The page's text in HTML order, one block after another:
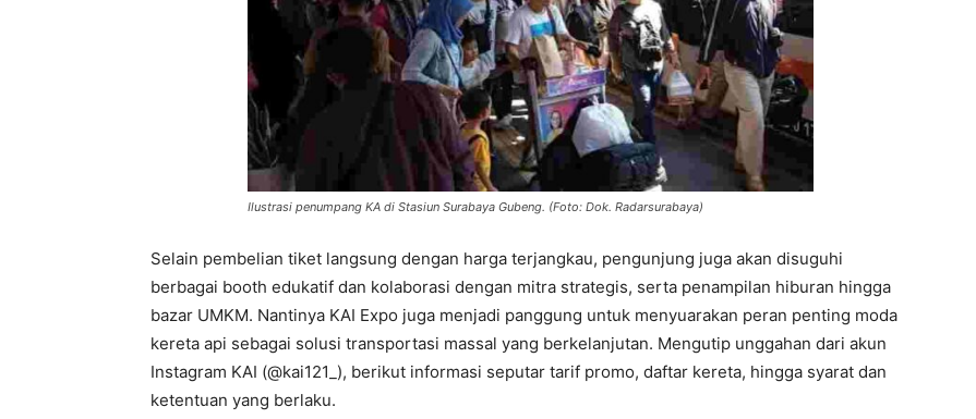
Ilustrasi penumpang KA di Stasiun Surabaya Gubeng. (Foto: Dok. Radarsurabaya)
Selain pembelian tiket langsung dengan harga terjangkau, pengunjung juga akan disuguhi
berbagai booth edukatif dan kolaborasi dengan mitra strategis, serta penampilan hiburan hingga
bazar UMKM. Nantinya KAI Expo juga menjadi panggung untuk menyuarakan peran penting moda
kereta api sebagai solusi transportasi massal yang berkelanjutan. Mengutip unggahan dari akun
Instagram KAI (@kai121_), berikut informasi seputar tarif promo, daftar kereta, hingga syarat dan
ketentuan yang berlaku.